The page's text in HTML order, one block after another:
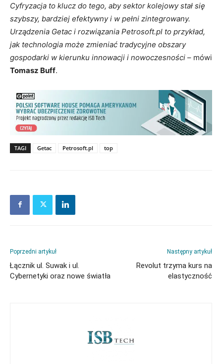
Cyfryzacja to klucz do tego, aby sektor kolejowy stał się
szybszy, bardziej efektywny i w pełni zintegrowany.
Urządzenia Getac i rozwiązania Petrosoft.pl to przykład,
jak technologia może zmieniać tradycyjne obszary
gospodarki w kierunku innowacji i nowoczesności – mówi
Tomasz Buff.
TAGI Getac Petrosoft.pl top
Poprzedni artykuł
Łącznik ul. Suwak i ul.
Cybernetyki oraz nowe światła
Następny artykuł
Revolut trzyma kurs na
elastyczność